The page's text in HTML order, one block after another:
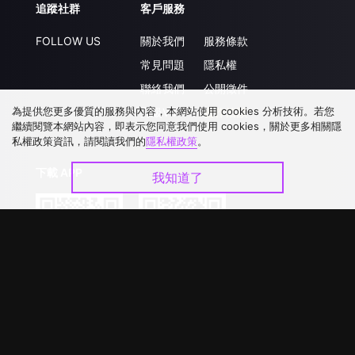
追蹤社群
FOLLOW US
客戶服務
關於我們
常見問題
聯絡我們
升級VIP
服務條款
隱私權
公開徵件
合作洽談
為提供您更多優質的服務與內容，本網站使用 cookies 分析技術。若您
繼續閱覽本網站內容，即表示您同意我們使用 cookies，關於更多相關隱
私權政策資訊，請閱讀我們的隱私權政策。
我知道了